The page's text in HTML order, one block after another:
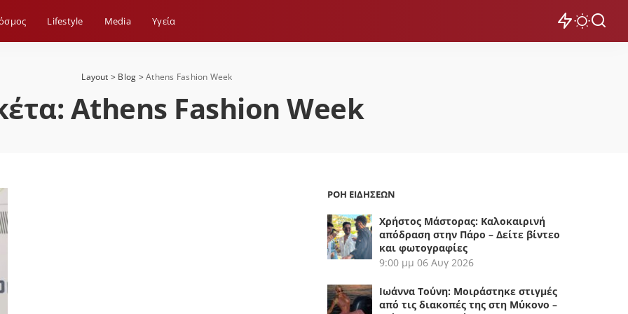
Lifestyle Media Yγεία
Layout > Blog >Athens Fashion Week
Athens Fashion Week
ΡΟΗ ΕΙΔΗΣΕΩΝ
Χρήστος Μάστορας: Καλοκαιρινή
απόδραση στην Πάρο – Δείτε βίντεο
και φωτογραφίες
9:00 μμ 06 Αυγ 2026
Ιωάννα Τούνη: Μοιράστηκε στιγμές
από τις διακοπές της στη Μύκονο –